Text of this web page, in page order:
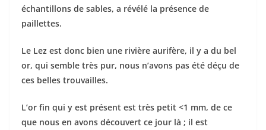
échantillons de sables, a révélé la présence de
paillettes.
Le Lez est donc bien une rivière aurifère, il y a du bel
or, qui semble très pur, nous n’avons pas été déçu de
ces belles trouvailles.
L’or fin qui y est présent est très petit <1 mm, de ce
que nous en avons découvert ce jour là ; il est